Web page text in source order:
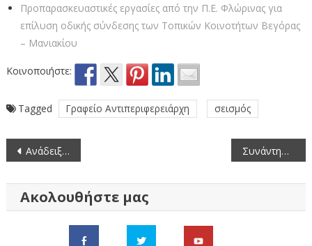
Προπαρασκευαστικές εργασίες από την Π.Ε. Φλώρινας για
επίλυση οδικής σύνδεσης των Τοπικών Κοινοτήτων Βεγόρας
– Μανιακίου
Κοινοποιήστε:
Tagged Γραφείο Αντιπεριφερειάρχη σεισμός
Πλοήγηση
Ανάδειξη αναδόχων δύο έργων βελτίωσης οδικής ασφάλειας στην Π.Ε. Φλώρινας, δυνητικού προϋπολογισμού ύψους 3.000.000,00€ Συνάντηση του Αντιπεριφερειάρχη Φλώρινας Σωτήρη Βόσδου με τη Διευθύντρια Πρωτοβάθμιας Εκπαίδευσης Φλώρινας
Ακολουθήστε μας